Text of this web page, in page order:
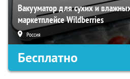
Вакууматор для сухих и
маркетплейсе Wildberries
Россия
Бесплатно